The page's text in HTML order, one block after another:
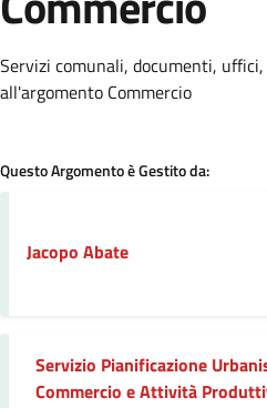
Dettagli della
Servizi comunali, documenti,
all'argomento Commercio
Questo Argomento è Gestito da:
Jacopo Abate
Servizio Pianificazione
Commercio e Attività